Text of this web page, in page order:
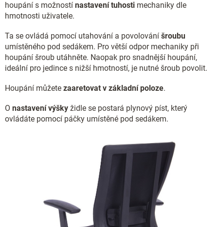
houpání s možností nastavení tuhosti mechaniky dle
hmotnosti uživatele.
Ta se ovládá pomocí utahování a povolování šroubu
umístěného pod sedákem. Pro větší odpor mechaniky při
houpání šroub utáhněte. Naopak pro snadnější houpání,
ideální pro jedince s nižší hmotností, je nutné šroub povolit.
Houpání můžete zaaretovat v základní poloze.
O nastavení výšky židle se postará plynový píst, který
ovládáte pomocí páčky umístěné pod sedákem.